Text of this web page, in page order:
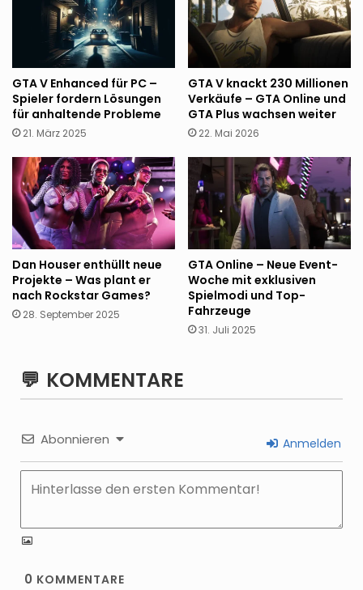
GTA V Enhanced für PC –
Spieler fordern Lösungen
für anhaltende Probleme
21. März 2025
GTA V knackt 230 Millionen
Verkäufe – GTA Online und
GTA Plus wachsen weiter
22. Mai 2026
Dan Houser enthüllt neue
Projekte – Was plant er
nach Rockstar Games?
28. September 2025
GTA Online – Neue Event-
Woche mit exklusiven
Spielmodi und Top-
Fahrzeuge
31. Juli 2025
KOMMENTARE
Abonnieren Anmelden
0 KOMMENTARE